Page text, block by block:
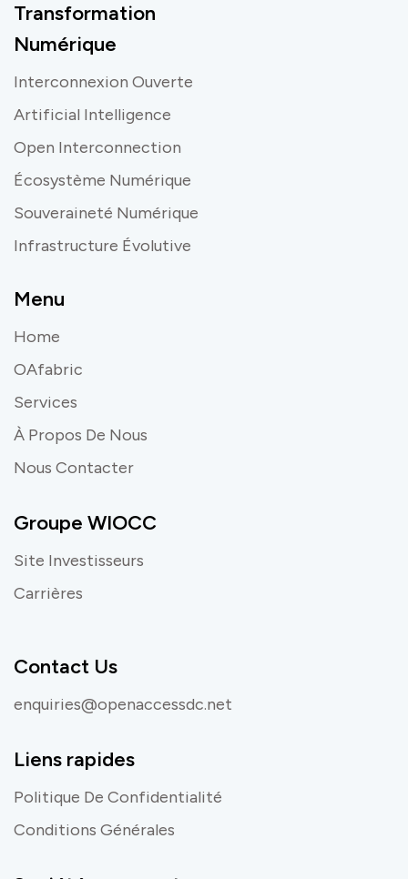
Transformation
Numérique
Interconnexion Ouverte
Artificial Intelligence
Open Interconnection
Écosystème Numérique
Souveraineté Numérique
Infrastructure Évolutive
Menu
Home
OAfabric
Services
À Propos De Nous
Nous Contacter
Groupe WIOCC
Site Investisseurs
Carrières
Contact Us
enquiries@openaccessdc.net
Liens rapides
Politique De Confidentialité
Conditions Générales